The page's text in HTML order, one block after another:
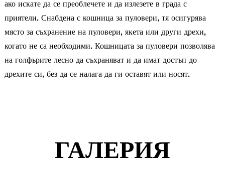
ако искате да се преоблечете и да излезете в града с
приятели. Снабдена с кошница за пуловери, тя осигурява
място за съхранение на пуловери, якета или други дрехи,
когато не са необходими. Кошницата за пуловери позволява
на голфърите лесно да съхраняват и да имат достъп до
дрехите си, без да се налага да ги оставят или носят.
ГАЛЕРИЯ